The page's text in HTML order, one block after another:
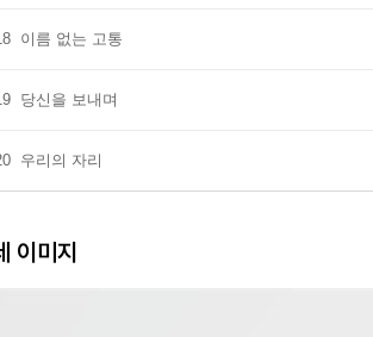
이름 없는 고통
당신을 보내며
우리의 자리
이미지